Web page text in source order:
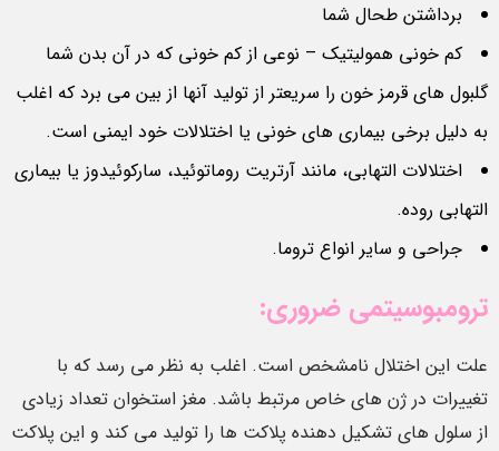
برداشتن طحال شما
کم خونی همولیتیک – نوعی از کم خونی که در آن بدن شما
گلبول های قرمز خون را سریعتر از تولید آنها از بین می برد که اغلب
به دلیل برخی بیماری های خونی یا اختلالات خود ایمنی است.
اختلالات التهابی، مانند آرتریت روماتوئید، سارکوئیدوز یا بیماری
التهابی روده.
جراحی و سایر انواع تروما.
ترومبوسیتمی ضروری:
علت این اختلال نامشخص است. اغلب به نظر می رسد که با
تغییرات در ژن های خاص مرتبط باشد. مغز استخوان تعداد زیادی
از سلول های تشکیل دهنده پلاکت ها را تولید می کند و این پلاکت